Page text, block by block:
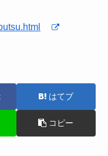
はてブ
コピー